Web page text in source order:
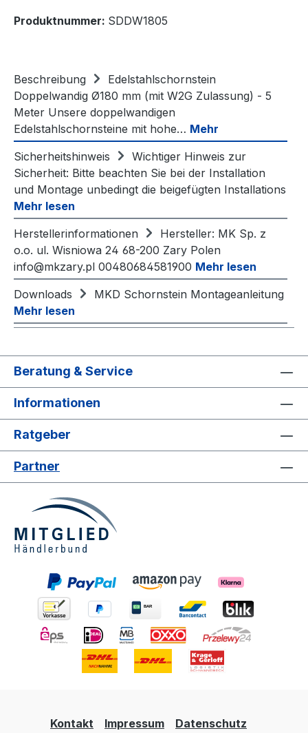
Produktnummer: SDDW1805
Beschreibung
Edelstahlschornstein
Doppelwandig Ø180 mm (mit W2G Zulassung) - 5
Meter Unsere doppelwandigen
Edelstahlschornsteine mit hohe… Mehr
Sicherheitshinweis
Wichtiger Hinweis zur
Sicherheit: Bitte beachten Sie bei der Installation
und Montage unbedingt die beigefügten Installations
Mehr lesen
Herstellerinformationen
Hersteller: MK Sp. z
o.o. ul. Wisniowa 24 68-200 Zary Polen
info@mkzary.pl 00480684581900 Mehr lesen
Downloads
MKD Schornstein Montageanleitung
Mehr lesen
Beratung & Service
Informationen
Ratgeber
Partner
Kontakt Impressum Datenschutz